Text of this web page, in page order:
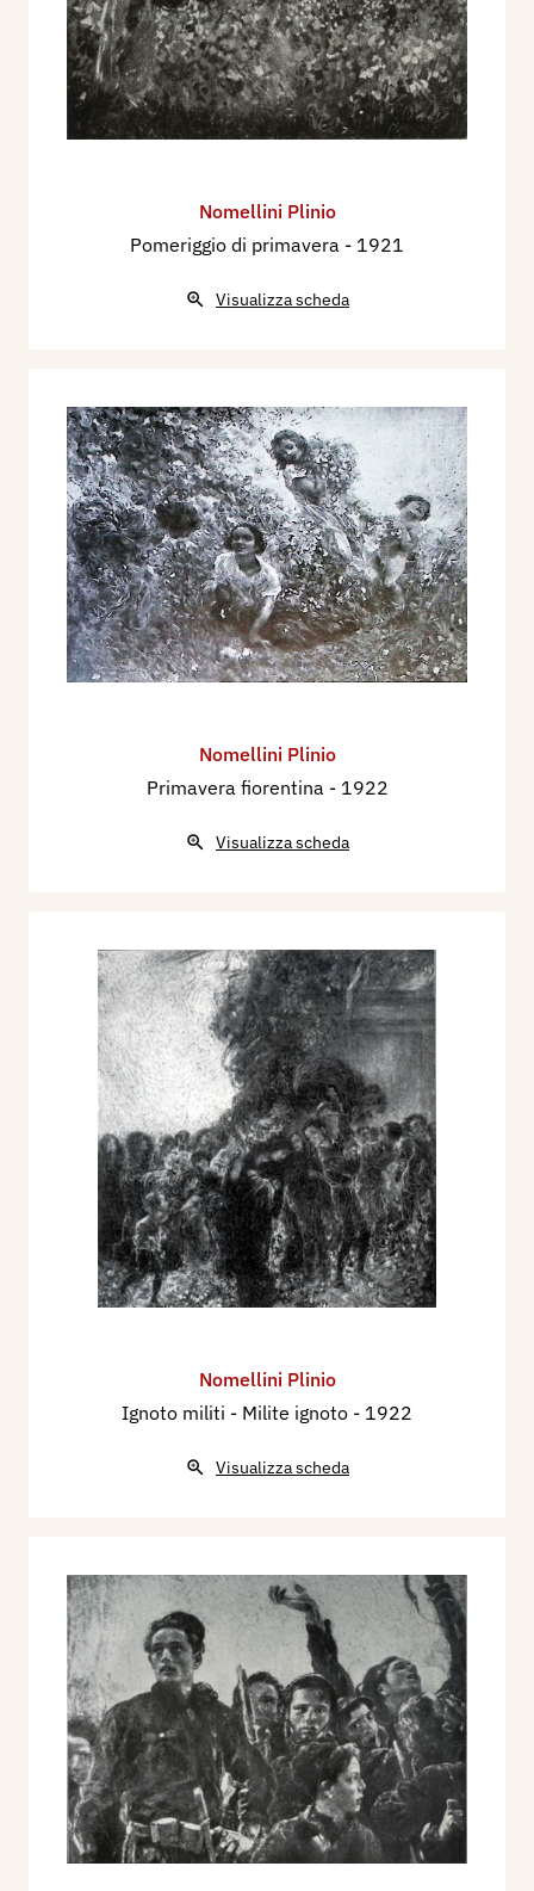
Nomellini Plinio
Pomeriggio di primavera - 1921
Visualizza scheda
Nomellini Plinio
Primavera fiorentina - 1922
Visualizza scheda
Nomellini Plinio
Ignoto militi - Milite ignoto - 1922
Visualizza scheda